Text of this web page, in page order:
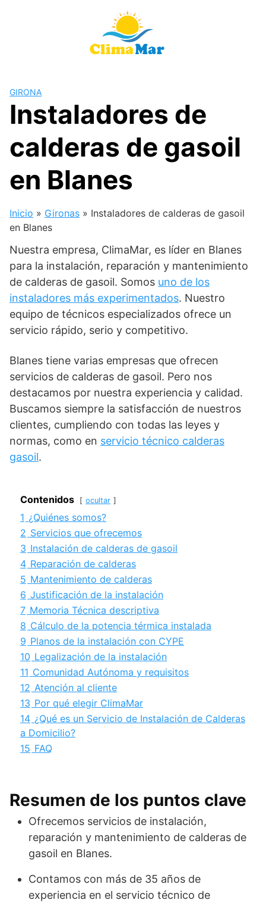
GIRONA
Instaladores de
calderas de gasoil
en Blanes
Inicio » Gironas » Instaladores de calderas de gasoil
en Blanes
Nuestra empresa, ClimaMar, es líder en Blanes
para la instalación, reparación y mantenimiento
de calderas de gasoil. Somos uno de los
instaladores más experimentados. Nuestro
equipo de técnicos especializados ofrece un
servicio rápido, serio y competitivo.
Blanes tiene varias empresas que ofrecen
servicios de calderas de gasoil. Pero nos
destacamos por nuestra experiencia y calidad.
Buscamos siempre la satisfacción de nuestros
clientes, cumpliendo con todas las leyes y
normas, como en servicio técnico calderas
gasoil.
Contenidos ocultar
1 ¿Quiénes somos?
2 Servicios que ofrecemos
3 Instalación de calderas de gasoil
4 Reparación de calderas
5 Mantenimiento de calderas
6 Justificación de la instalación
7 Memoria Técnica descriptiva
8 Cálculo de la potencia térmica instalada
9 Planos de la instalación con CYPE
10 Legalización de la instalación
11 Comunidad Autónoma y requisitos
12 Atención al cliente
13 Por qué elegir ClimaMar
14 ¿Qué es un Servicio de Instalación de Calderas
a Domicilio?
15 FAQ
Resumen de los puntos clave
Ofrecemos servicios de instalación,
reparación y mantenimiento de calderas de
gasoil en Blanes.
Contamos con más de 35 años de
experiencia en el servicio técnico de